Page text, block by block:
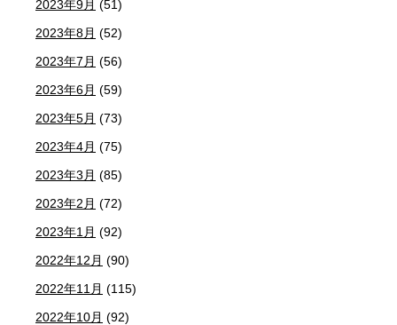
2023年9月 (51)
2023年8月 (52)
2023年7月 (56)
2023年6月 (59)
2023年5月 (73)
2023年4月 (75)
2023年3月 (85)
2023年2月 (72)
2023年1月 (92)
2022年12月 (90)
2022年11月 (115)
2022年10月 (92)